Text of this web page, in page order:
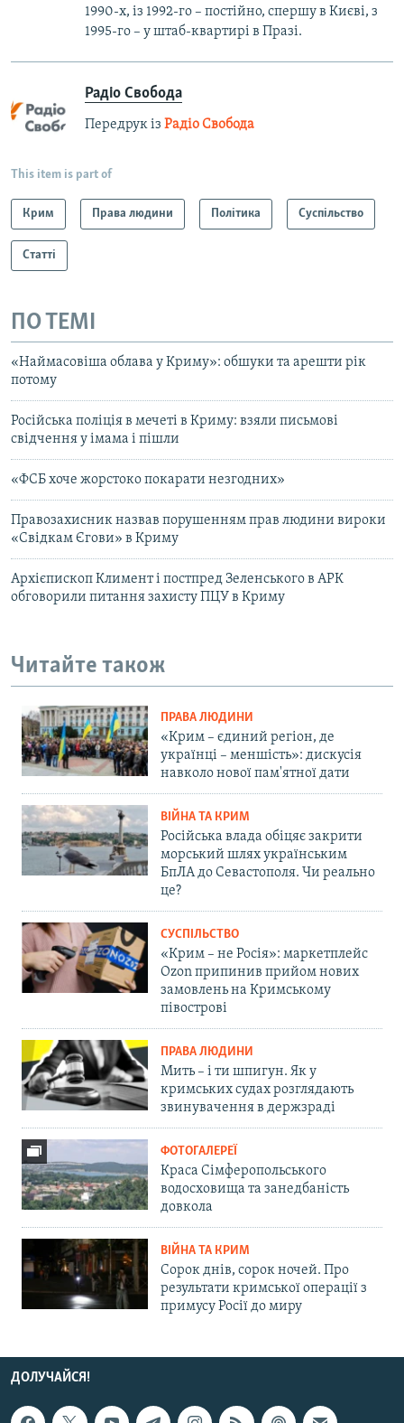
1990-х, із 1992-го – постійно, спершу в Києві, з
1995-го – у штаб-квартирі в Празі.
Радіо Свобода
Передрук із Радіо Свобода
This item is part of
Крим Права людини Політика Суспільство
Статті
ПО ТЕМІ
«Наймасовіша облава у Криму»: обшуки та арешти рік
потому
Російська поліція в мечеті в Криму: взяли письмові
свідчення у імама і пішли
«ФСБ хоче жорстоко покарати незгодних»
Правозахисник назвав порушенням прав людини вироки
«Свідкам Єгови» в Криму
Архієпископ Климент і постпред Зеленського в АРК
обговорили питання захисту ПЦУ в Криму
Читайте також
ПРАВА ЛЮДИНИ
«Крим – єдиний регіон, де
українці – меншість»: дискусія
навколо нової пам'ятної дати
ВІЙНА ТА КРИМ
Російська влада обіцяє закрити
морський шлях українським
БпЛА до Севастополя. Чи реально
це?
СУСПІЛЬСТВО
«Крим – не Росія»: маркетплейс
Ozon припинив прийом нових
замовлень на Кримському
півострові
ПРАВА ЛЮДИНИ
Мить – і ти шпигун. Як у
кримських судах розглядають
звинувачення в держзраді
ФОТОГАЛЕРЕЇ
Краса Сімферопольського
водосховища та занедбаність
довкола
ВІЙНА ТА КРИМ
Сорок днів, сорок ночей. Про
результати кримської операції з
примусу Росії до миру
ДОЛУЧАЙСЯ!